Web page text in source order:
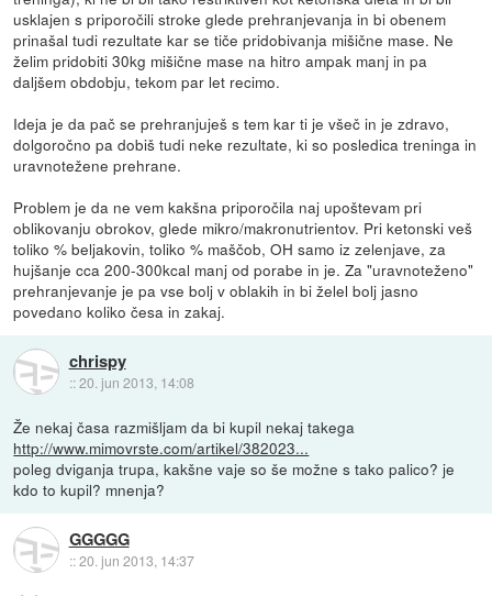
usklajen s priporočili stroke glede prehranjevanja in bi obenem
prinašal tudi rezultate kar se tiče pridobivanja mišične mase. Ne
želim pridobiti 30kg mišične mase na hitro ampak manj in pa
daljšem obdobju, tekom par let recimo.
Ideja je da pač se prehranjuješ s tem kar ti je všeč in je zdravo,
dolgoročno pa dobiš tudi neke rezultate, ki so posledica treninga in
uravnotežene prehrane.
Problem je da ne vem kakšna priporočila naj upoštevam pri
oblikovanju obrokov, glede mikro/makronutrientov. Pri ketonski veš
toliko % beljakovin, toliko % maščob, OH samo iz zelenjave, za
hujšanje cca 200-300kcal manj od porabe in je. Za "uravnoteženo"
prehranjevanje je pa vse bolj v oblakih in bi želel bolj jasno
povedano koliko česa in zakaj.
chrispy
::20. jun 2013, 14:08
Že nekaj časa razmišljam da bi kupil nekaj takega
http://www.mimovrste.com/artikel/382023...
poleg dviganja trupa, kakšne vaje so še možne s tako palico? je
kdo to kupil? mnenja?
GGGGG
::20. jun 2013, 14:37